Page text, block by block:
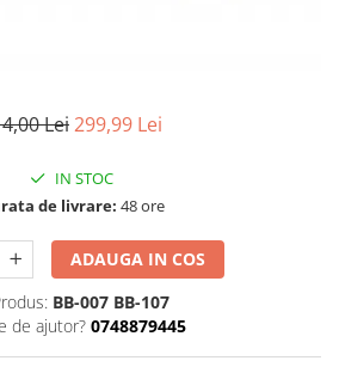
Lei299,99 Lei
IN STOC
de livrare: 48 ore
ADAUGA IN COS
BB-007 BB-107
de ajutor? 0748879445